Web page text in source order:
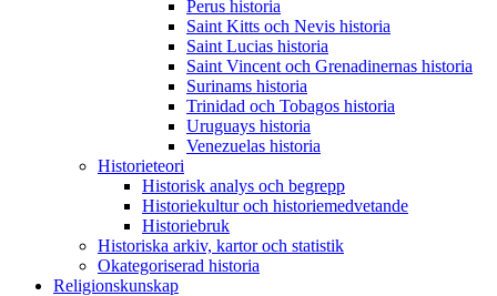
Perus historia
Saint Kitts och Nevis historia
Saint Lucias historia
Saint Vincent och Grenadinernas historia
Surinams historia
Trinidad och Tobagos historia
Uruguays historia
Venezuelas historia
Historieteori
Historisk analys och begrepp
Historiekultur och historiemedvetande
Historiebruk
Historiska arkiv, kartor och statistik
Okategoriserad historia
Religionskunskap